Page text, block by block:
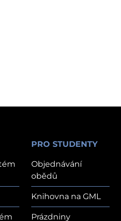
PRO STUDENTY
Objednávání
obědů
Knihovna na GML
Prázdniny